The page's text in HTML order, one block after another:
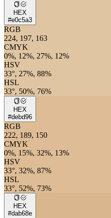
HEX
#e0c5a3
RGB
224, 197, 163
CMYK
0%, 12%, 27%, 12%
HSV
33°, 27%, 88%
HSL
33°, 50%, 76%
HEX
#debd96
RGB
222, 189, 150
CMYK
0%, 15%, 32%, 13%
HSV
33°, 32%, 87%
HSL
33°, 52%, 73%
HEX
#dab68e